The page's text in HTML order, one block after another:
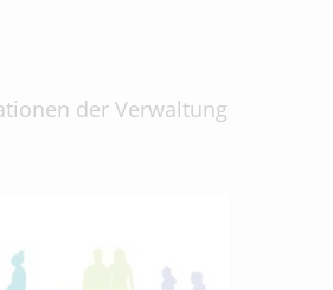
der Verwaltung